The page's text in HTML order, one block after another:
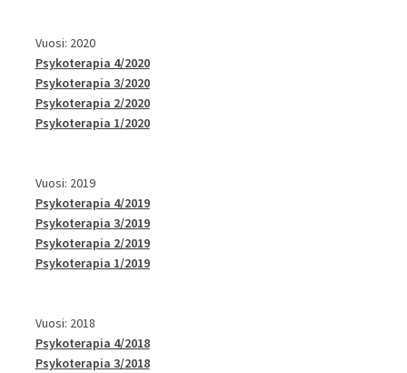
Vuosi: 2020
Psykoterapia 4/2020
Psykoterapia 3/2020
Psykoterapia 2/2020
Psykoterapia 1/2020
Vuosi: 2019
Psykoterapia 4/2019
Psykoterapia 3/2019
Psykoterapia 2/2019
Psykoterapia 1/2019
Vuosi: 2018
Psykoterapia 4/2018
Psykoterapia 3/2018